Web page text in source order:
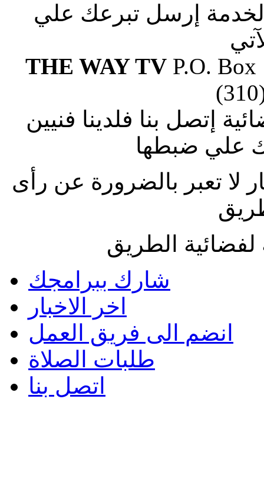
إرسل تبرعك علي
THE WAY TVP.O. Box
إتصل بنا فلدينا فنيين
علي ضبطها
لا تعبر بالضرورة عن رأى
الطريق
شارك ببرامجك
اخر الاخبار
انضم الى فريق العمل
طلبات الصلاة
اتصل بنا